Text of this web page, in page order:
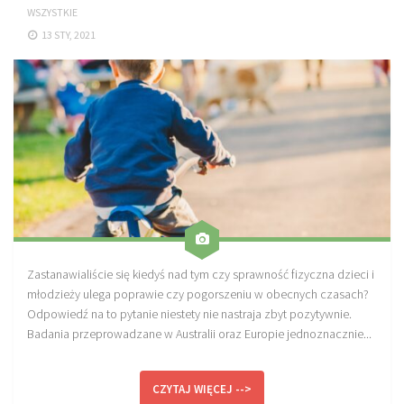
Drążki do ćwiczeń PRO TRAINING
Guma oporowa PRO TRAINING
PRODUKTY
Piłkarska Kuchnia
Poradnik Piłkarza
Zeszyt Trenera
Dziennik Piłkarza
Planer Trenera – dziennik, konspekty, notatki
Plany treningowe
Plan treningowy core stability
WSZYSTKIE
13 STY, 2021
Zastanawialiście się kiedyś nad tym czy sprawność fizyczna dzieci i
młodzieży ulega poprawie czy pogorszeniu w obecnych czasach?
Odpowiedź na to pytanie niestety nie nastraja zbyt pozytywnie.
Badania przeprowadzane w Australii oraz Europie jednoznacznie...
CZYTAJ WIĘCEJ -->